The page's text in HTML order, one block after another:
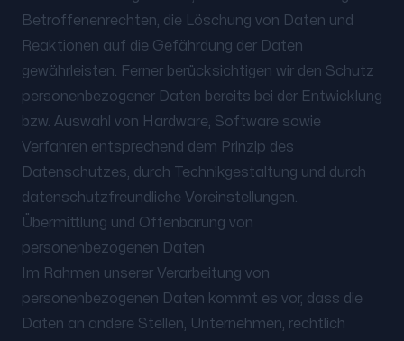
Betroffenenrechten, die Löschung von Daten und
Reaktionen auf die Gefährdung der Daten
gewährleisten. Ferner berücksichtigen wir den Schutz
personenbezogener Daten bereits bei der Entwicklung
bzw. Auswahl von Hardware, Software sowie
Verfahren entsprechend dem Prinzip des
Datenschutzes, durch Technikgestaltung und durch
datenschutzfreundliche Voreinstellungen.
Übermittlung und Offenbarung von
personenbezogenen Daten
Im Rahmen unserer Verarbeitung von
personenbezogenen Daten kommt es vor, dass die
Daten an andere Stellen, Unternehmen, rechtlich